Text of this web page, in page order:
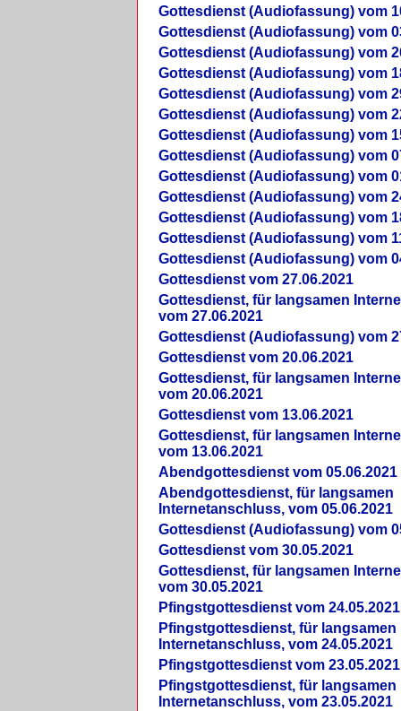
Gottesdienst (Audiofassung) vom
Gottesdienst (Audiofassung) vom
Gottesdienst (Audiofassung) vom
Gottesdienst (Audiofassung) vom
Gottesdienst (Audiofassung) vom
Gottesdienst (Audiofassung) vom
Gottesdienst (Audiofassung) vom
Gottesdienst (Audiofassung) vom
Gottesdienst (Audiofassung) vom
Gottesdienst (Audiofassung) vom
Gottesdienst (Audiofassung) vom
Gottesdienst (Audiofassung) vom
Gottesdienst (Audiofassung) vom
Gottesdienst vom 27.06.2021
Gottesdienst, für langsamen
vom 27.06.2021
Gottesdienst (Audiofassung) vom
Gottesdienst vom 20.06.2021
Gottesdienst, für langsamen
vom 20.06.2021
Gottesdienst vom 13.06.2021
Gottesdienst, für langsamen
vom 13.06.2021
Abendgottesdienst vom 05.06.2021
Abendgottesdienst, für langsamen
Internetanschluss, vom 05.06.2021
Gottesdienst (Audiofassung) vom
Gottesdienst vom 30.05.2021
Gottesdienst, für langsamen
vom 30.05.2021
Pfingstgottesdienst vom 24.05.2021
Pfingstgottesdienst, für langsamen
Internetanschluss, vom 24.05.2021
Pfingstgottesdienst vom 23.05.2021
Pfingstgottesdienst, für langsamen
Internetanschluss, vom 23.05.2021